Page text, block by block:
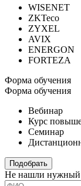
WISENET
ZKTeco
ZYXEL
AVIX
ENERGON
FORTEZA
Форма обучения
Форма обучения
Вебинар
Курс
Семинар
Подобрать
Не нашли нужный